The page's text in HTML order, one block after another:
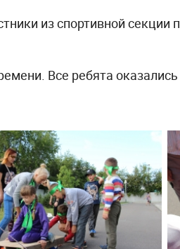
из спортивной секции
Все ребята